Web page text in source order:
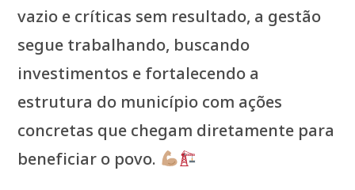
vazio e críticas sem resultado, a gestão
segue trabalhando, buscando
investimentos e fortalecendo a
estrutura do município com ações
concretas que chegam diretamente para
beneficiar o povo.